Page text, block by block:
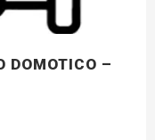
DOMOTICO –